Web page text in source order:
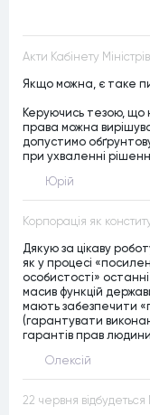
Якщо можна, є таке
Керуючись тезою, що
права можна
допустимо
при ухваленні
Юрій
Корпорація як
Дякую за цікаву
як у процесі
особистості»
масив функцій
мають забезпечити
(гарантувати
гарантів прав
Олексій